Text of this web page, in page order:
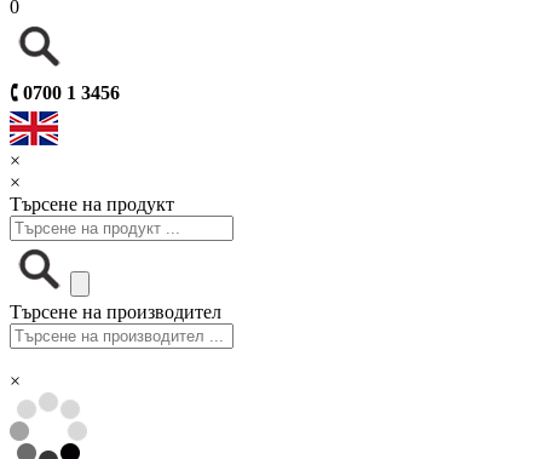
0
🕻 0700 1 3456
×
×
Търсене на продукт
Търсене на производител
×